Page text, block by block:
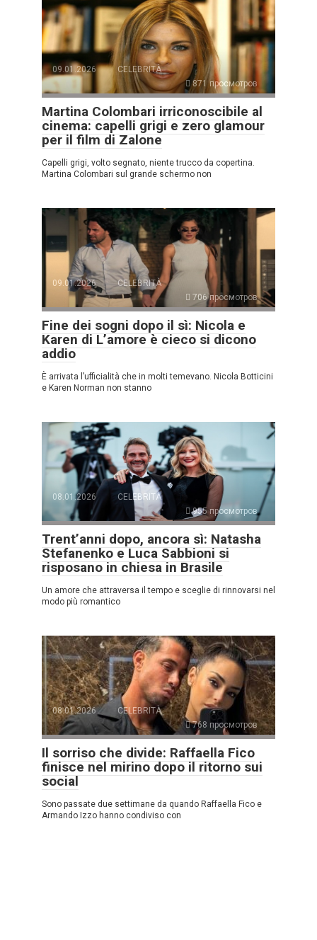
09.01.2026
CELEBRITÀ
871 просмотров
Martina Colombari irriconoscibile al
cinema: capelli grigi e zero glamour
per il film di Zalone
Capelli grigi, volto segnato, niente trucco da copertina.
Martina Colombari sul grande schermo non
09.01.2026
CELEBRITÀ
706 просмотров
Fine dei sogni dopo il sì: Nicola e
Karen di L’amore è cieco si dicono
addio
È arrivata l’ufficialità che in molti temevano. Nicola Botticini
e Karen Norman non stanno
08.01.2026
CELEBRITÀ
955 просмотров
Trent’anni dopo, ancora sì: Natasha
Stefanenko e Luca Sabbioni si
risposano in chiesa in Brasile
Un amore che attraversa il tempo e sceglie di rinnovarsi nel
modo più romantico
08.01.2026
CELEBRITÀ
768 просмотров
Il sorriso che divide: Raffaella Fico
finisce nel mirino dopo il ritorno sui
social
Sono passate due settimane da quando Raffaella Fico e
Armando Izzo hanno condiviso con